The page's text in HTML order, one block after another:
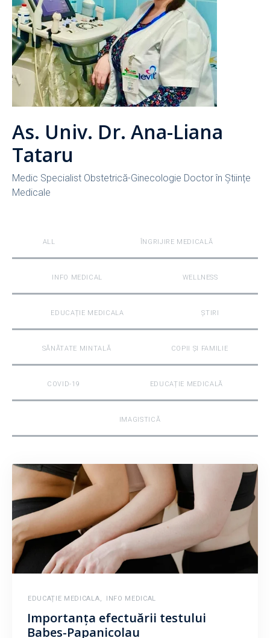
As. Univ. Dr. Ana-Liana
Tataru
Medic Specialist Obstetrică-Ginecologie Doctor în Științe
Medicale
ALL ÎNGRIJIRE MEDICALĂ
INFO MEDICAL WELLNESS
EDUCAȚIE MEDICALA ȘTIRI
SĂNĂTATE MINTALĂ COPII ȘI FAMILIE
COVID-19 EDUCAȚIE MEDICALĂ
IMAGISTICĂ
EDUCAȚIE MEDICALA, INFO MEDICAL
Importanța efectuării testului
Babeș-Papanicolau